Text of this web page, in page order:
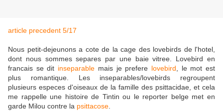
article precedent 5/17
Nous petit-dejeunons a cote de la cage des lovebirds de l'hotel,
dont nous sommes separes par une baie vitree. Lovebird en
francais se dit inseparable mais je prefere lovebird , le mot est
plus romantique. Les inseparables/lovebirds regroupent
plusieurs especes d'oiseaux de la famille des psittacidae, et cela
me rappelle une histoire de Tintin ou le reporter belge met en
garde Milou contre la psittacose